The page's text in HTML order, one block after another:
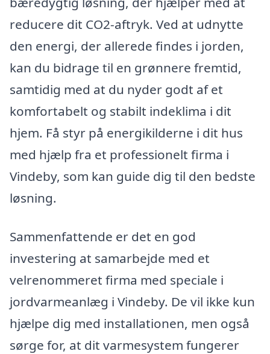
reducere dit CO2-aftryk. Ved at udnytte
den energi, der allerede findes i jorden,
kan du bidrage til en grønnere fremtid,
samtidig med at du nyder godt af et
komfortabelt og stabilt indeklima i dit
hjem. Få styr på energikilderne i dit hus
med hjælp fra et professionelt firma i
Vindeby, som kan guide dig til den bedste
løsning.
Sammenfattende er det en god
investering at samarbejde med et
velrenommeret firma med speciale i
jordvarmeanlæg i Vindeby. De vil ikke kun
hjælpe dig med installationen, men også
sørge for, at dit varmesystem fungerer